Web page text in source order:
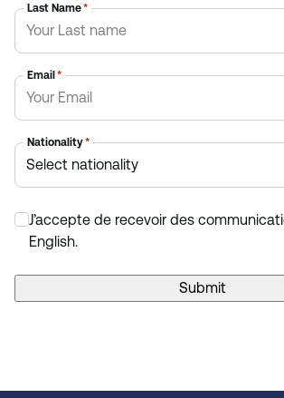
Last Name*
Email *
Nationality*
J’accepte de recevoir des
English.
Submit